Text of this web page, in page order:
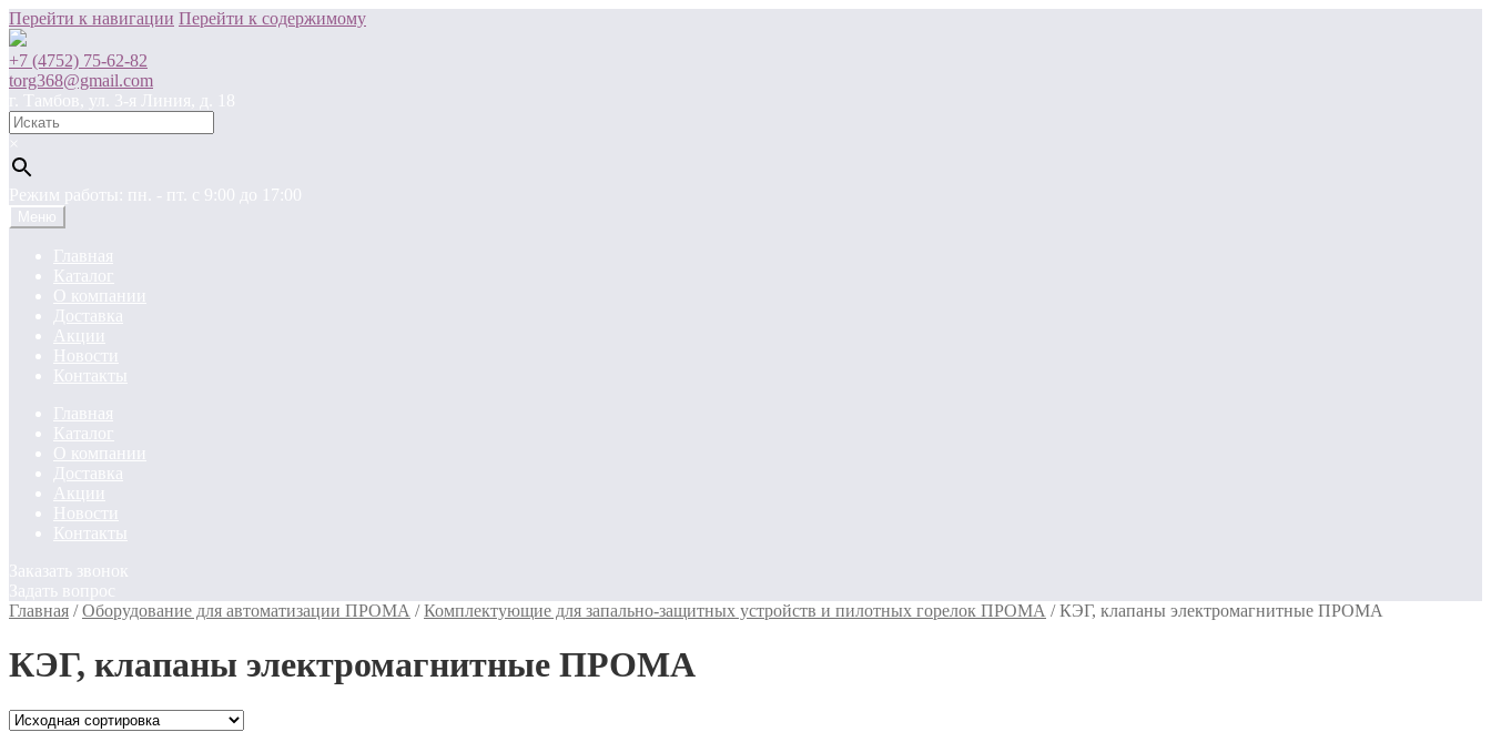
Перейти к навигации Перейти к содержимому
+7 (4752) 75-62-82
torg368@gmail.com
г. Тамбов, ул. 3-я Линия, д. 18
×
Режим работы: пн. - пт. c 9:00 до 17:00
Меню
Главная
Каталог
О компании
Доставка
Акции
Новости
Контакты
Главная
Каталог
О компании
Доставка
Акции
Новости
Контакты
Заказать звонок
Задать вопрос
Главная /Оборудование для автоматизации ПРОМА /Комплектующие для запально-защитных устройств и пилотных горелок ПРОМА /КЭГ, клапаны электромагнитные ПРОМА
КЭГ, клапаны электромагнитные ПРОМА